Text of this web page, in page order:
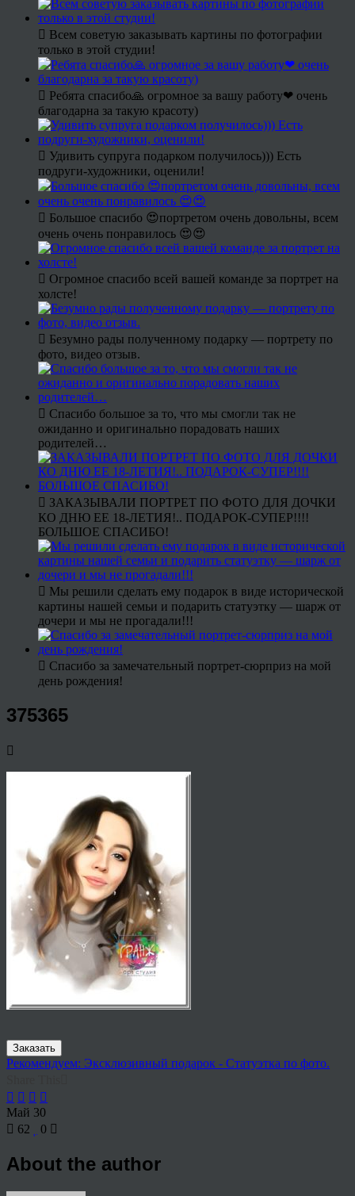
Всем советую заказывать картины по фотографии
только в этой студии!
Ребята спасибо🙏 огромное за вашу работу❤ очень
благодарна за такую красоту)
Удивить супруга подарком получилось))) Есть
подруги-художники, оценили!
Большое спасибо 😍портретом очень довольны, всем
очень очень понравилось 😍😍
Огромное спасибо всей вашей команде за портрет на
холсте!
Безумно рады полученному подарку — портрету по
фото, видео отзыв.
Спасибо большое за то, что мы смогли так не
ожиданно и оригинально порадовать наших
родителей…
ЗАКАЗЫВАЛИ ПОРТРЕТ ПО ФОТО ДЛЯ ДОЧКИ
КО ДНЮ ЕЕ 18-ЛЕТИЯ!.. ПОДАРОК-СУПЕР!!!!
БОЛЬШОЕ СПАСИБО!
Мы решили сделать ему подарок в виде исторической
картины нашей семьи и подарить статуэтку — шарж от
дочери и мы не прогадали!!!
Спасибо за замечательный портрет-сюрприз на мой
день рождения!
375365
Заказать
Рекомендуем: Эксклюзивный подарок - Статуэтка по фото.
Май 30
62
0
About the author